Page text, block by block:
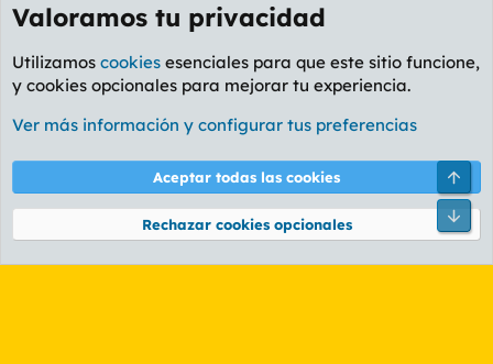
Foro Cine
Cookies
PL OLDSTYLE AMARILLO
Términos y reglas Política de privacidad Ayuda
Community platform by XenForo® © 2010-2026 XenForo Ltd.
Valoramos tu privacidad
Utilizamos cookies esenciales para que este sitio funcione,
y cookies opcionales para mejorar tu experiencia.
Ver más información y configurar tus preferencias
Aceptar todas las cookies
Rechazar cookies opcionales
Pie